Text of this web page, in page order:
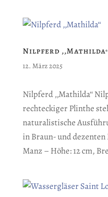
Nilpferd
12. März 2025
Nilpferd ‚‚Mathilda‘‘
rechteckiger Plinthe
naturalistische
in Braun- und dezenten
Manz – Höhe: 12 cm,